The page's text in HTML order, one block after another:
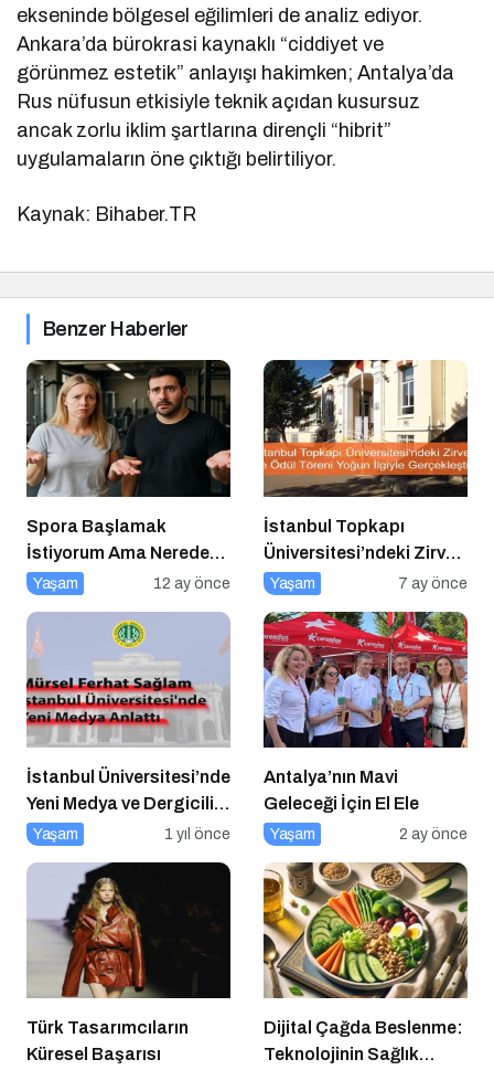
ekseninde bölgesel eğilimleri de analiz ediyor.
Ankara’da bürokrasi kaynaklı “ciddiyet ve
görünmez estetik” anlayışı hakimken; Antalya’da
Rus nüfusun etkisiyle teknik açıdan kusursuz
ancak zorlu iklim şartlarına dirençli “hibrit”
uygulamaların öne çıktığı belirtiliyor.
Kaynak: Bihaber.TR
Benzer Haberler
Spora Başlamak
İstiyorum Ama Nereden
Başlayacağımı
Yaşam 12 ay önce
İstanbul Topkapı
Üniversitesi’ndeki Zirve
ve Ödül Töreni Yoğun
Yaşam 7 ay önce
İstanbul Üniversitesi’nde
Yeni Medya ve Dergicilik
Konuşuldu
Yaşam 1 yıl önce
Antalya’nın Mavi
Geleceği İçin El Ele
Yaşam 2 ay önce
Türk Tasarımcıların
Küresel Başarısı
Dijital Çağda Beslenme:
Teknolojinin Sağlık